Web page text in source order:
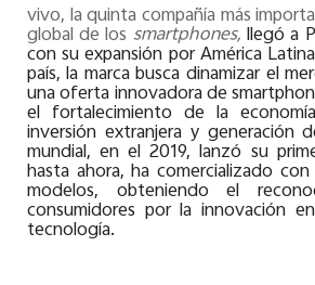
vivo, la quinta compañía más
global de los smartphones, llegó a
con su expansión por América
país, la marca busca dinamizar el
una oferta innovadora de
el fortalecimiento de la
inversión extranjera y generación
mundial, en el 2019, lanzó su
hasta ahora, ha comercializado
modelos, obteniendo el
consumidores por la innovación
tecnología.